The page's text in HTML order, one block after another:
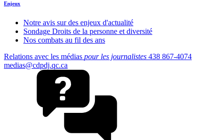
Enjeux
Notre avis sur des enjeux d'actualité
Sondage Droits de la personne et diversité
Nos combats au fil des ans
Relations avec les médias pour les journalistes 438 867-4074
medias@cdpdj.qc.ca